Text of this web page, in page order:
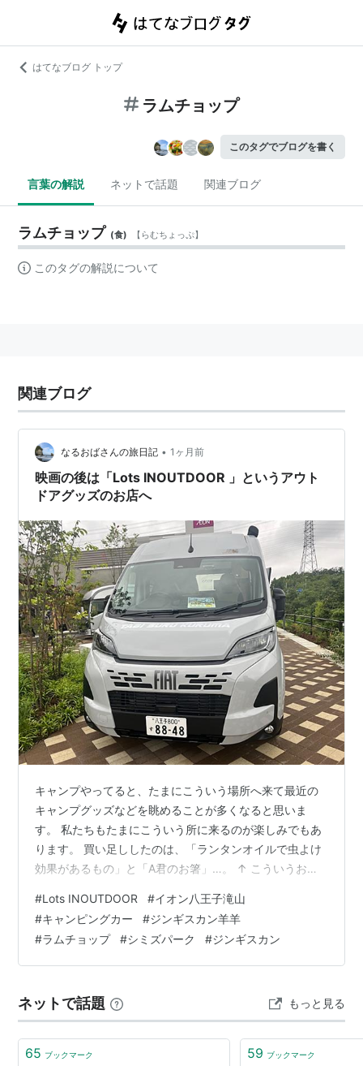
はてなブログ トップ
ラムチョップ
このタグでブログを書く
言葉の解説 ネットで話題 関連ブログ
ラムチョップ (食) 【 らむちょっぷ】
このタグの解説について
関連ブログ
なるおばさんの旅日記 • 1ヶ月前
映画の後は「Lots INOUTDOOR 」というアウト
ドアグッズのお店へ
キャンプやってると、たまにこういう場所へ来て最近の
キャンプグッズなどを眺めることが多くなると思いま
す。 私たちもたまにこういう所に来るのが楽しみでもあ
ります。 買い足ししたのは、「ランタンオイルで虫よけ
効果があるもの」と「A君のお箸」…。 ↑ こういうお店
回で片方が無くなってしまったお箸を買い足しました。
↑ お昼時はめっちゃ並んでいました… ↑ ポップコーンと
ホットドックでお腹いっぱいだったので素通り… 同じも
のではないけど、なかなか素敵なお箸をゲットできまし
ピングカー」で、普段は停…
#Lots INOUTDOOR #イオン八王子滝山
#キャンピングカー #ジンギスカン羊羊
#ラムチョップ #シミズパーク #ジンギスカン
ネットで話題 もっと見る
65 ブックマーク 59 ブックマーク